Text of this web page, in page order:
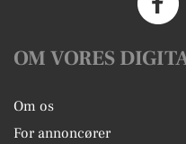
OM VORES
Om os
For annoncører